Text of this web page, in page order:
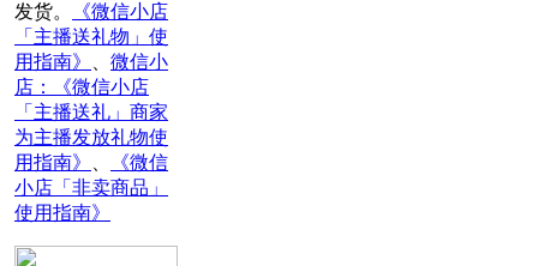
发货。
《微信小店
「主播送礼物」使
用指南》
微信小
店：《微信小店
「主播送礼」商家
为主播发放礼物使
用指南》
《微信
小店「非卖商品」
使用指南》